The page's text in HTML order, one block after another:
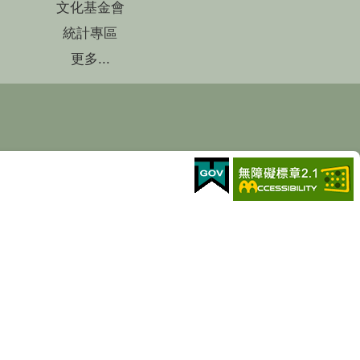
文化基金會
統計專區
更多...